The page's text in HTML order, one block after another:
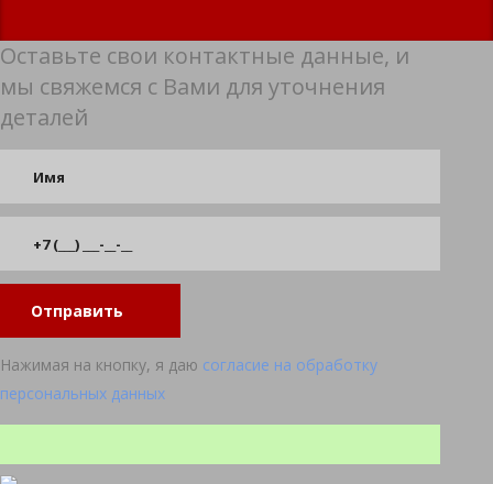
Оставьте свои контактные данные, и
мы свяжемся с Вами для уточнения
деталей
Отправить
Нажимая на кнопку, я даю согласие на обработку
персональных данных